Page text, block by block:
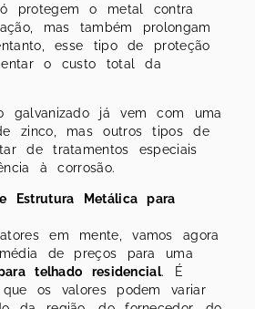
protegem o metal contra
mas também prolongam
esse tipo de proteção
o custo total da
galvanizado já vem com uma
zinco, mas outros tipos de
de tratamentos especiais
à corrosão.
Estrutura Metálica para
em mente, vamos agora
de preços para uma
telhado residencial. É
os valores podem variar